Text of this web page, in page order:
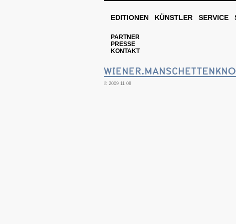
EDITIONEN KÜNSTLER SERVICE
PARTNER
PRESSE
KONTAKT
© 2009 11 08